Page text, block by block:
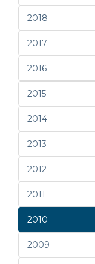
2018
2017
2016
2015
2014
2013
2012
2011
2010
2009